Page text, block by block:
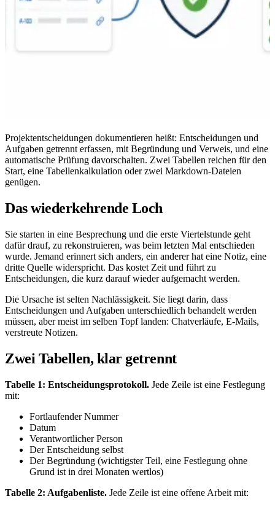
Projektentscheidungen dokumentieren heißt: Entscheidungen und
Aufgaben getrennt erfassen, mit Begründung und Verweis, und eine
automatische Prüfung davorschalten. Zwei Tabellen reichen für den
Start, eine Tabellenkalkulation oder zwei Markdown-Dateien
genügen.
Das wiederkehrende Loch
Sie starten in eine Besprechung und die erste Viertelstunde geht
dafür drauf, zu rekonstruieren, was beim letzten Mal entschieden
wurde. Jemand erinnert sich anders, ein anderer hat eine Notiz, eine
dritte Quelle widerspricht. Das kostet Zeit und führt zu
Entscheidungen, die kurz darauf wieder aufgemacht werden.
Die Ursache ist selten Nachlässigkeit. Sie liegt darin, dass
Entscheidungen und Aufgaben unterschiedlich behandelt werden
müssen, aber meist im selben Topf landen: Chatverläufe, E-Mails,
verstreute Notizen.
Zwei Tabellen, klar getrennt
Tabelle 1: Entscheidungsprotokoll. Jede Zeile ist eine Festlegung
mit:
Fortlaufender Nummer
Datum
Verantwortlicher Person
Der Entscheidung selbst
Der Begründung (wichtigster Teil, eine Festlegung ohne
Grund ist in drei Monaten wertlos)
Tabelle 2: Aufgabenliste. Jede Zeile ist eine offene Arbeit mit: